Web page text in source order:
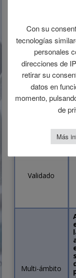
especificidad
Validado
Multi-ámbito
Con su
tecnologías
personales
direcciones de
retirar su
datos en
momento,
de
Más